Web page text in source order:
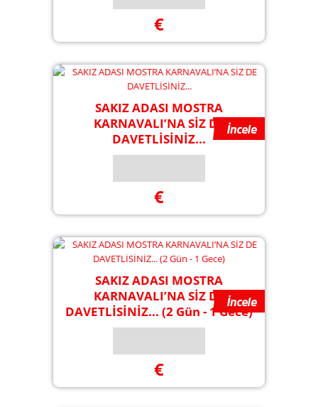
€
SAKIZ ADASI MOSTRA
KARNAVALI’NA SİZ DE
DAVETLİSİNİZ...
€
SAKIZ ADASI MOSTRA
KARNAVALI’NA SİZ DE
DAVETLİSİNİZ... (2 Gün - 1 Gece)
€